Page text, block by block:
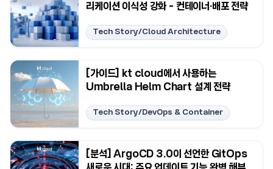
리케이션 이식성 강화 - 컨테이너·배포 전략
Tech Story/Cloud Architecture
[가이드] kt cloud에서 사용하는
Umbrella Helm Chart 설계 전략
Tech Story/DevOps & Container
[분석] ArgoCD 3.0이 선언한 GitOps